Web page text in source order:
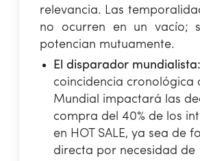
relevancia. Las
no ocurren en un vacío;
potencian mutuamente.
El disparador mundialista:
coincidencia cronológica
Mundial impactará las
compra del 40% de los
en HOT SALE, ya sea de
directa por necesidad de